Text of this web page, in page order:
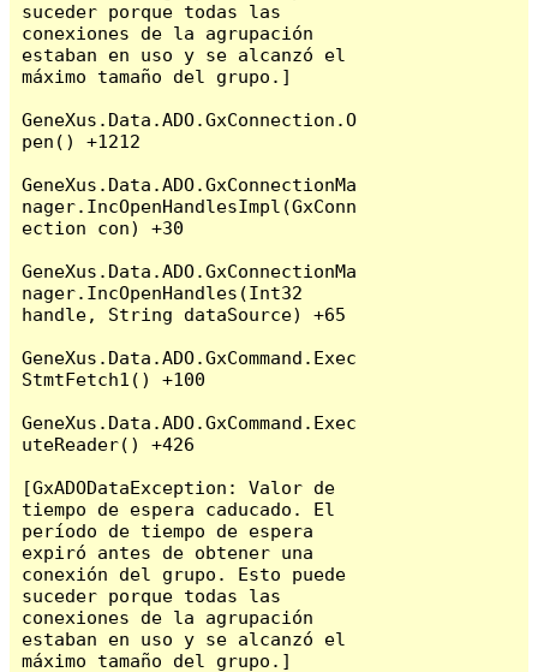
suceder porque todas las
conexiones de la agrupación
estaban en uso y se alcanzó el
máximo tamaño del grupo.]
GeneXus.Data.ADO.GxConnection.O
pen() +1212
GeneXus.Data.ADO.GxConnectionMa
nager.IncOpenHandlesImpl(GxConn
ection con) +30
GeneXus.Data.ADO.GxConnectionMa
nager.IncOpenHandles(Int32
handle, String dataSource) +65
GeneXus.Data.ADO.GxCommand.Exec
StmtFetch1() +100
GeneXus.Data.ADO.GxCommand.Exec
uteReader() +426
[GxADODataException: Valor de
tiempo de espera caducado. El
período de tiempo de espera
expiró antes de obtener una
conexión del grupo. Esto puede
suceder porque todas las
conexiones de la agrupación
estaban en uso y se alcanzó el
máximo tamaño del grupo.]